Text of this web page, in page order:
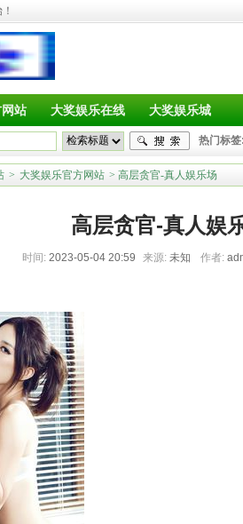
站 大奖娱乐在线 大奖娱乐城
热门标
> 大奖娱乐官方网站 > 高层贪官-真人娱乐场
高层贪官-真人娱
时间: 2023-05-04 20:59 来源: 未知 作者: